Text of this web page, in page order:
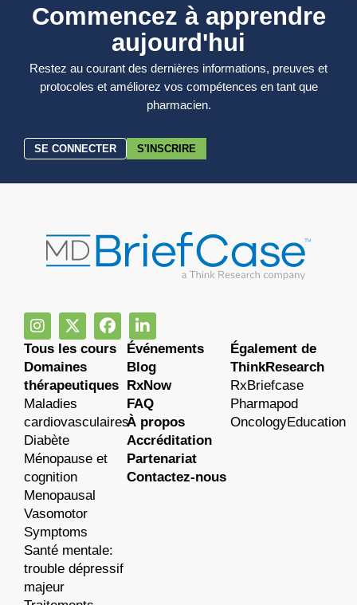
Commencez à apprendre
aujourd'hui
Restez au courant des dernières informations, preuves et
protocoles et améliorez vos compétences en tant que
pharmacien.
SE CONNECTER S'INSCRIRE
Tous les cours
Domaines
thérapeutiques
Maladies
cardiovasculaires
Diabète
Ménopause et
cognition
Menopausal
Vasomotor
Symptoms
Santé mentale:
trouble dépressif
majeur
Événements
Blog
RxNow
FAQ
À propos
Accréditation
Partenariat
Contactez-nous
Également de
ThinkResearch
RxBriefcase
Pharmapod
OncologyEducation